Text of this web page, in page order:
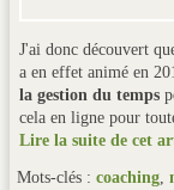
J'ai donc découvert
a en effet animé en
la gestion du temps
cela en ligne pour
Lire la suite de cet
Mots-clés : coaching,